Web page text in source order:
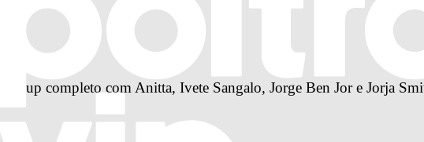
up completo com Anitta, Ivete Sangalo, Jorge Ben Jor e Jorja